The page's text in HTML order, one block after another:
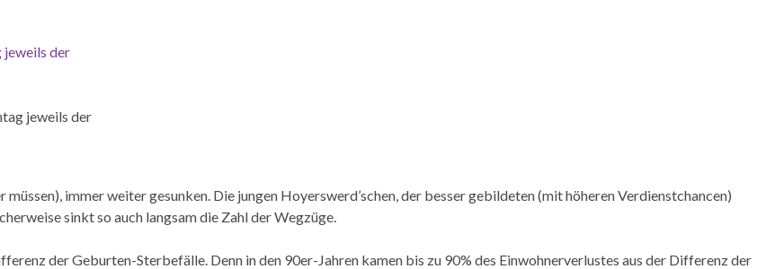
jeweils der
immer weiter gesunken. Die jungen Hoyerswerd’schen, der besser gebildeten (mit höheren Verdienstchancen)
sinkt so auch langsam die Zahl der Wegzüge.
der Geburten-Sterbefälle. Denn in den 90er-Jahren kamen bis zu 90% des Einwohnerverlustes aus der Differenz der